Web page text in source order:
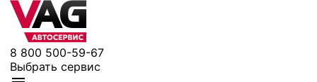
8 800 500-59-67
Выбрать сервис